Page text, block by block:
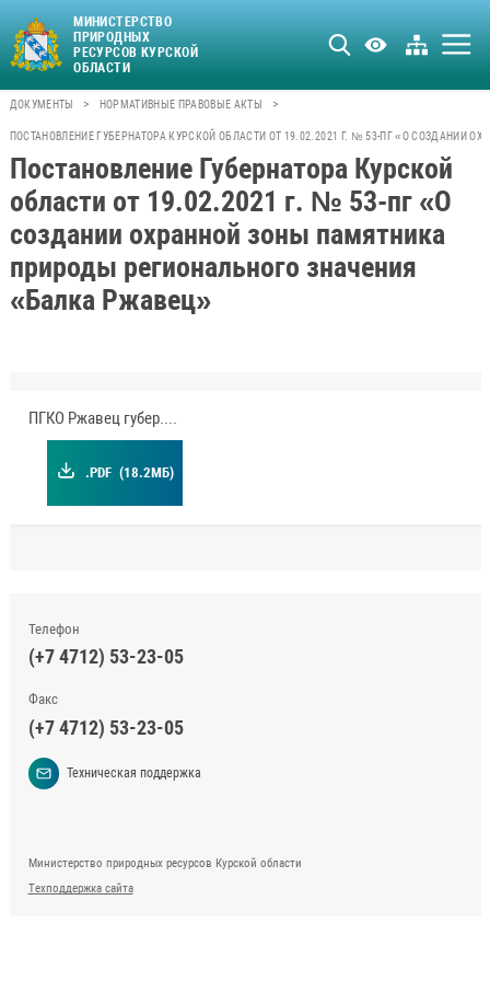
МИНИСТЕРСТВО
ПРИРОДНЫХ
РЕСУРСОВ КУРСКОЙ
ОБЛАСТИ
ДОКУМЕНТЫ > НОРМАТИВНЫЕ ПРАВОВЫЕ АКТЫ >
ПОСТАНОВЛЕНИЕ ГУБЕРНАТОРА КУРСКОЙ ОБЛАСТИ ОТ 19.02.2021 Г. № 53-ПГ «О
Постановление Губернатора Курской
области от 19.02.2021 г. № 53-пг «О
создании охранной зоны памятника
природы регионального значения
«Балка Ржавец»
ПГКО Ржавец губер.pdf
.PDF (18.2МБ)
Телефон
(+7 4712) 53-23-05
Факс
(+7 4712) 53-23-05
Техническая поддержка
Министерство природных ресурсов Курской области
Техподдержка сайта